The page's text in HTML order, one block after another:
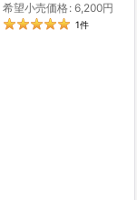
希望小売価格: 6,200円
1件